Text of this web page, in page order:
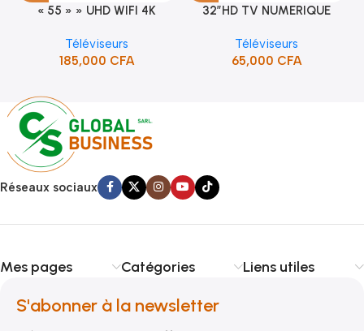
« 55 » » UHD WIFI 4K
Téléviseurs
185,000 CFA
32″HD TV NUMERIQUE
BORDURE/SUPPORT(STT-
5132A)
Téléviseurs
65,000 CFA
Réseaux sociaux
Mes pages Catégories Liens utiles
S'abonner à la newsletter